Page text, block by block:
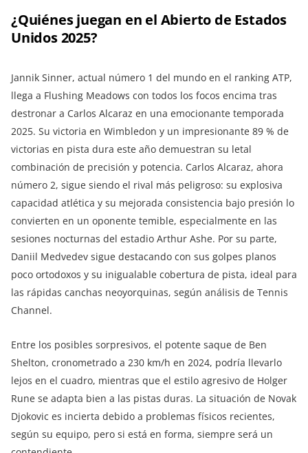
¿Quiénes juegan en el Abierto de Estados
Unidos 2025?
Jannik Sinner, actual número 1 del mundo en el ranking ATP,
llega a Flushing Meadows con todos los focos encima tras
destronar a Carlos Alcaraz en una emocionante temporada
2025. Su victoria en Wimbledon y un impresionante 89 % de
victorias en pista dura este año demuestran su letal
combinación de precisión y potencia. Carlos Alcaraz, ahora
número 2, sigue siendo el rival más peligroso: su explosiva
capacidad atlética y su mejorada consistencia bajo presión lo
convierten en un oponente temible, especialmente en las
sesiones nocturnas del estadio Arthur Ashe. Por su parte,
Daniil Medvedev sigue destacando con sus golpes planos
poco ortodoxos y su inigualable cobertura de pista, ideal para
las rápidas canchas neoyorquinas, según análisis de Tennis
Channel.
Entre los posibles sorpresivos, el potente saque de Ben
Shelton, cronometrado a 230 km/h en 2024, podría llevarlo
lejos en el cuadro, mientras que el estilo agresivo de Holger
Rune se adapta bien a las pistas duras. La situación de Novak
Djokovic es incierta debido a problemas físicos recientes,
según su equipo, pero si está en forma, siempre será un